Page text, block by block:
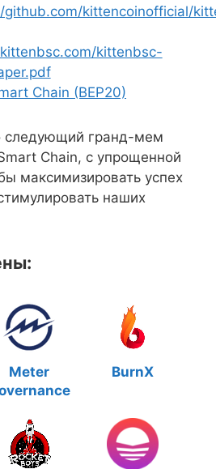
github.com/kittencoinofficial/
kittenbsc-
Chain (BEP20)
следующий гранд-мем
Chain, с упрощенной
максимизировать успех
наших
Meter
BurnX